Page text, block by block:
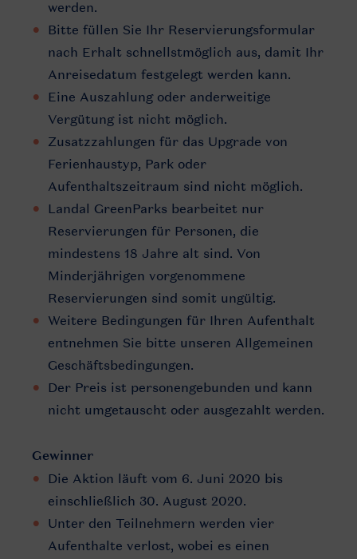
werden.
Bitte füllen Sie Ihr Reservierungsformular
nach Erhalt schnellstmöglich aus, damit Ihr
Anreisedatum festgelegt werden kann.
Eine Auszahlung oder anderweitige
Vergütung ist nicht möglich.
Zusatzzahlungen für das Upgrade von
Ferienhaustyp, Park oder
Aufenthaltszeitraum sind nicht möglich.
Landal GreenParks bearbeitet nur
Reservierungen für Personen, die
mindestens 18 Jahre alt sind. Von
Minderjährigen vorgenommene
Reservierungen sind somit ungültig.
Weitere Bedingungen für Ihren Aufenthalt
entnehmen Sie bitte unseren Allgemeinen
Geschäftsbedingungen.
Der Preis ist personengebunden und kann
nicht umgetauscht oder ausgezahlt werden.
Gewinner
Die Aktion läuft vom 6. Juni 2020 bis
einschließlich 30. August 2020.
Unter den Teilnehmern werden vier
Aufenthalte verlost, wobei es einen